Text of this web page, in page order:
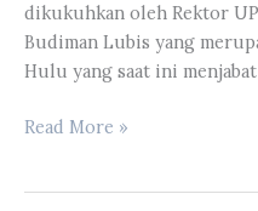
dikukuhkan oleh Rektor
Budiman Lubis yang
Hulu yang saat ini
Budiman
Read More »